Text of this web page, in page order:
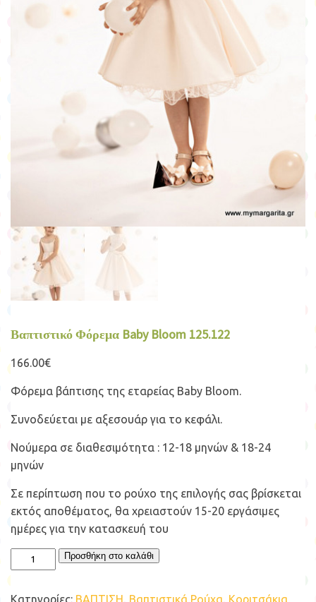
Βαπτιστικό Φόρεμα Baby Bloom 125.122
166.00€
Φόρεμα βάπτισης της εταρείας Baby Bloom.
Συνοδεύεται με αξεσουάρ για το κεφάλι.
Νούμερα σε διαθεσιμότητα : 12-18 μηνών & 18-24
μηνών
Σε περίπτωση που το ρούχο της επιλογής σας βρίσκεται
εκτός αποθέματος, θα χρειαστούν 15-20 εργάσιμες
ημέρες για την κατασκευή του
Βαπτιστικό
Φόρεμα
Baby
Bloom
Προσθήκη στο καλάθι
Κατηγορίες: ΒΑΠΤΙΣΗ, Βαπτιστικά Ρούχα, Κοριτσάκια